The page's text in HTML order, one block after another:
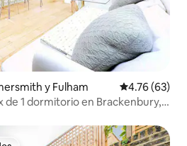
y Fulham Calificación
4.76 (63)
de 1 dormitorio en Brackenbury, 4